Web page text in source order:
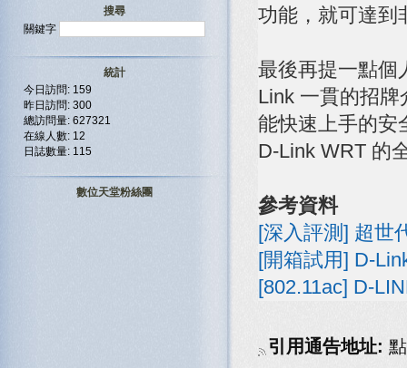
功能，就可達到
最後再提一點個
Link 一貫的招
能快速上手的安
D-Link WRT 的
參考資料
[深入評測] 超世
[開箱試用] D-
[802.11ac] D-
引用通告地址:
搜尋
關鍵字
統計
今日訪問: 159
昨日訪問: 300
總訪問量: 627321
在線人數: 12
日誌數量: 115
數位天堂粉絲團